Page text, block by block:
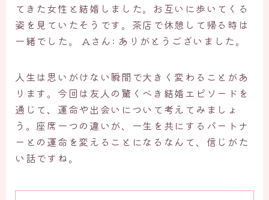
てきた女性と結婚しました。お互いに歩いてくる
姿を見ていたそうです。茶店で休憩して帰る時は
一緒でした。 Aさん: ありがとうございました。
人生は思いがけない瞬間で大きく変わることがあ
ります。今回は友人の驚くべき結婚エピソードを
通じて、運命や出会いについて考えてみましょ
う。座席一つの違いが、一生を共にするパートナ
ーとの運命を変えることになるなんて、信じがた
い話ですね。